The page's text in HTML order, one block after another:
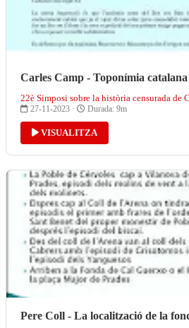
Carles Camp - Toponímia
22è Simposi sobre la història censurada de
27-11-2023 · Durada: 9m
VISUALITZA
Pere Coll - La localització de la